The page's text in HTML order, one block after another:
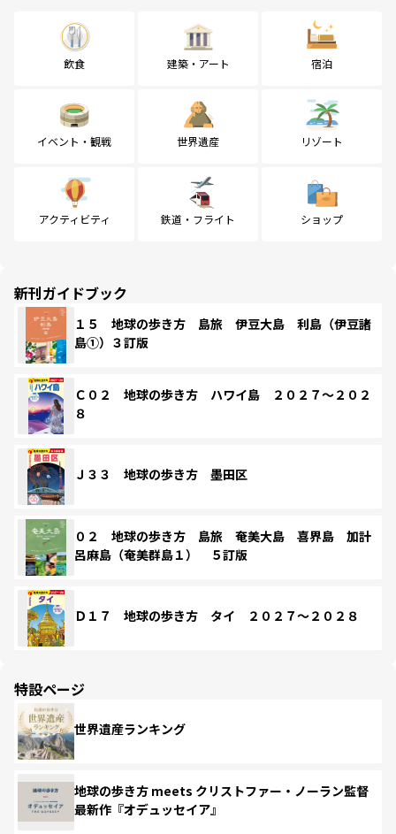
飲食 建築・アート 宿泊
イベント・観戦 世界遺産 リゾート
アクティビティ 鉄道・フライト ショップ
新刊ガイドブック
１５ 地球の歩き方 島旅 伊豆大島 利島（伊豆諸
島①）３訂版
Ｃ０２ 地球の歩き方 ハワイ島 ２０２７～２０２
８
Ｊ３３ 地球の歩き方 墨田区
０２ 地球の歩き方 島旅 奄美大島 喜界島 加計
呂麻島（奄美群島１） ５訂版
Ｄ１７ 地球の歩き方 タイ ２０２７～２０２８
特設ページ
世界遺産ランキング
地球の歩き方 meets クリストファー・ノーラン監督
最新作『オデュッセイア』